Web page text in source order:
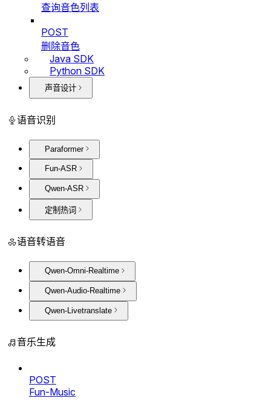
查询音色列表
POST
删除音色
Java SDK
Python SDK
声音设计
语音识别
Paraformer
Fun-ASR
Qwen-ASR
定制热词
语音转语音
Qwen-Omni-Realtime
Qwen-Audio-Realtime
Qwen-Livetranslate
音乐生成
POST
Fun-Music